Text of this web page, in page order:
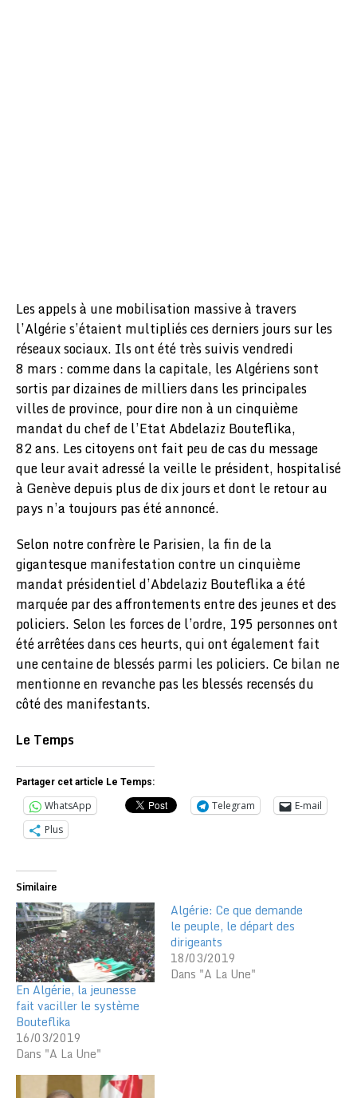
Les appels à une mobilisation massive à travers
l’Algérie s’étaient multipliés ces derniers jours sur les
réseaux sociaux. Ils ont été très suivis vendredi
8 mars : comme dans la capitale, les Algériens sont
sortis par dizaines de milliers dans les principales
villes de province, pour dire non à un cinquième
mandat du chef de l’Etat Abdelaziz Bouteflika,
82 ans. Les citoyens ont fait peu de cas du message
que leur avait adressé la veille le président, hospitalisé
à Genève depuis plus de dix jours et dont le retour au
pays n’a toujours pas été annoncé.
Selon notre confrère le Parisien, la fin de la
gigantesque manifestation contre un cinquième
mandat présidentiel d’Abdelaziz Bouteflika a été
marquée par des affrontements entre des jeunes et des
policiers. Selon les forces de l’ordre, 195 personnes ont
été arrêtées dans ces heurts, qui ont également fait
une centaine de blessés parmi les policiers. Ce bilan ne
mentionne en revanche pas les blessés recensés du
côté des manifestants.
Le Temps
Partager cet article Le Temps:
WhatsApp Telegram
E-mail
Plus
Similaire
En Algérie, la jeunesse
fait vaciller le système
Bouteflika
16/03/2019
Dans "A La Une"
Algérie: Ce que demande
le peuple, le départ des
dirigeants
18/03/2019
Dans "A La Une"